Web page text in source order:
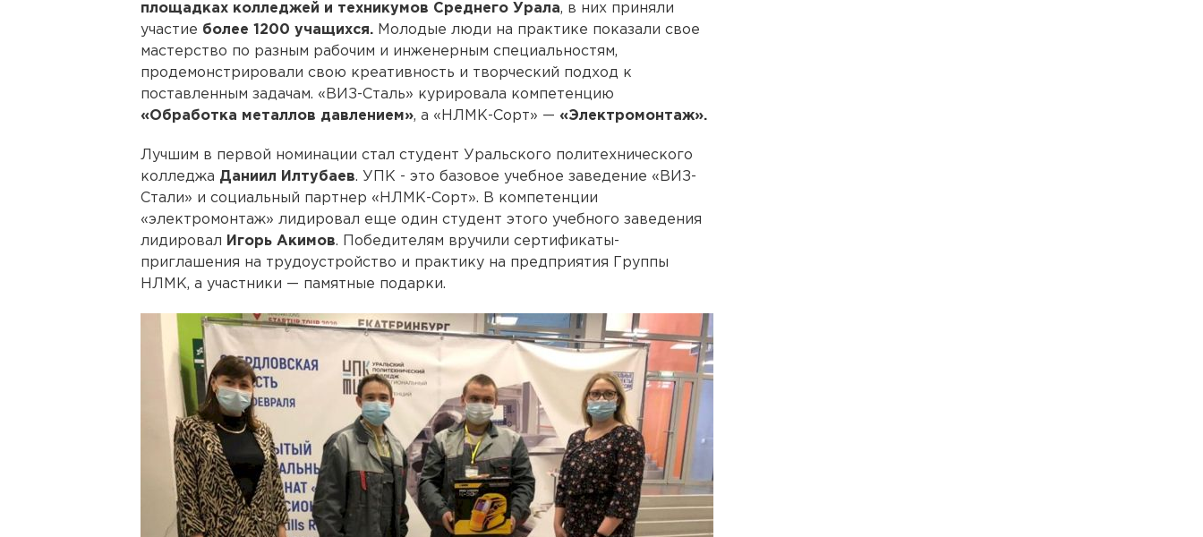
площадках колледжей и техникумов Среднего Урала, в них приняли
участие более 1200 учащихся. Молодые люди на практике показали свое
мастерство по разным рабочим и инженерным специальностям,
продемонстрировали свою креативность и творческий подход к
поставленным задачам. «ВИЗ-Сталь» курировала компетенцию
«Обработка металлов давлением», а «НЛМК-Сорт» — «Электромонтаж».
Лучшим в первой номинации стал студент Уральского политехнического
колледжа Даниил Илтубаев. УПК - это базовое учебное заведение «ВИЗ-
Стали» и социальный партнер «НЛМК-Сорт». В компетенции
«электромонтаж» лидировал еще один студент этого учебного заведения
лидировал Игорь Акимов. Победителям вручили сертификаты-
приглашения на трудоустройство и практику на предприятия Группы
НЛМК, а участники — памятные подарки.